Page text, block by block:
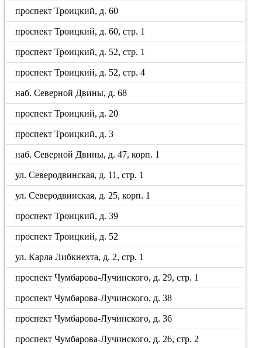
проспект Троицкий, д. 60
проспект Троицкий, д. 60, стр. 1
проспект Троицкий, д. 52, стр. 1
проспект Троицкий, д. 52, стр. 4
наб. Северной Двины, д. 68
проспект Троицкий, д. 20
проспект Троицкий, д. 3
наб. Северной Двины, д. 47, корп. 1
ул. Северодвинская, д. 11, стр. 1
ул. Северодвинская, д. 25, корп. 1
проспект Троицкий, д. 39
проспект Троицкий, д. 52
ул. Карла Либкнехта, д. 2, стр. 1
проспект Чумбарова-Лучинского, д. 29, стр. 1
проспект Чумбарова-Лучинского, д. 38
проспект Чумбарова-Лучинского, д. 36
проспект Чумбарова-Лучинского, д. 26, стр. 2